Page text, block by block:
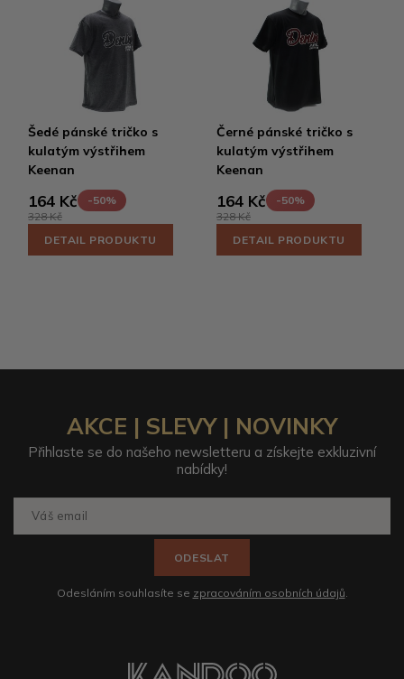
Šedé pánské tričko s
kulatým výstřihem
Keenan
164 Kč
-50%
328 Kč
DETAIL PRODUKTU
Černé pánské tričko s
kulatým výstřihem
Keenan
164 Kč
-50%
328 Kč
DETAIL PRODUKTU
AKCE | SLEVY | NOVINKY
Přihlaste se do našeho newsletteru a získejte exkluzivní
nabídky!
ODESLAT
Odesláním souhlasíte se zpracováním osobních údajů